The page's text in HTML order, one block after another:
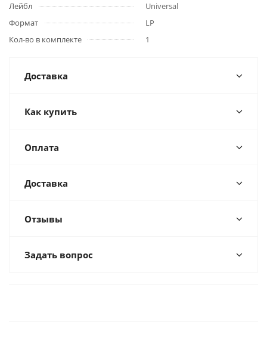
Лейбл
Universal
Формат
LP
Кол-во в комплекте
1
Доставка
Как купить
Оплата
Доставка
Отзывы
Задать вопрос